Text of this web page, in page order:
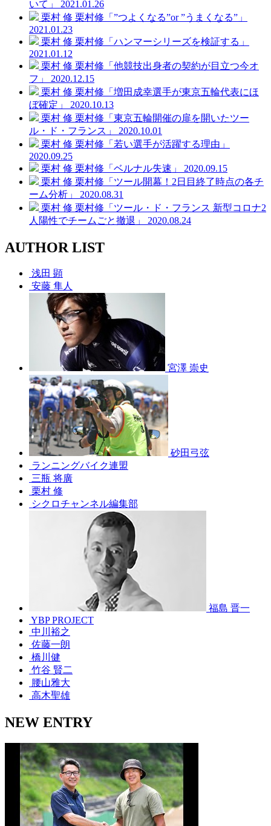
いて」
2021.01.26
栗村 修 栗村修「”つよくなる”or ”うまくなる”」
2021.01.23
栗村 修 栗村修「ハンマーシリーズを検証する」
2021.01.12
栗村 修 栗村修「他競技出身者の契約が目立つ今オ
フ」
2020.12.15
栗村 修 栗村修「増田成幸選手が東京五輪代表にほ
ぼ確定」
2020.10.13
栗村 修 栗村修「東京五輪開催の扉を開いたツー
ル・ド・フランス」
2020.10.01
栗村 修 栗村修「若い選手が活躍する理由」
2020.09.25
栗村 修 栗村修「ベルナル失速」
2020.09.15
栗村 修 栗村修「ツール開幕！2日目終了時点の各チ
ーム分析」
2020.08.31
栗村 修 栗村修「ツール・ド・フランス 新型コロナ2
人陽性でチームごと撤退」
2020.08.24
AUTHOR LIST
浅田 顕
安藤 隼人
宮澤 崇史
砂田弓弦
ランニングバイク連盟
三瓶 将廣
栗村 修
シクロチャンネル編集部
福島 晋一
YBP PROJECT
中川裕之
佐藤一朗
橋川健
竹谷 賢二
腰山雅大
高木聖雄
NEW ENTRY